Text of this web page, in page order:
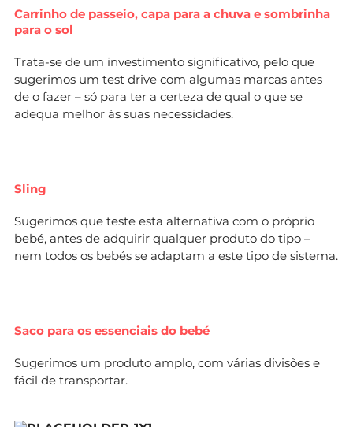
Carrinho de passeio, capa para a chuva e sombrinha
para o sol
Trata-se de um investimento significativo, pelo que
sugerimos um test drive com algumas marcas antes
de o fazer – só para ter a certeza de qual o que se
adequa melhor às suas necessidades.
Sling
Sugerimos que teste esta alternativa com o próprio
bebé, antes de adquirir qualquer produto do tipo –
nem todos os bebés se adaptam a este tipo de sistema.
Saco para os essenciais do bebé
Sugerimos um produto amplo, com várias divisões e
fácil de transportar.